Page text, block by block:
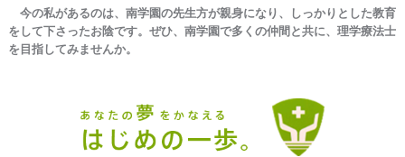
今の私があるのは、南学園の先生方が親身になり、しっかりとした教育
をして下さったお陰です。ぜひ、南学園で多くの仲間と共に、理学療法士
を目指してみませんか。